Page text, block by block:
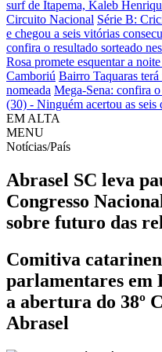
surf de Itapema, Kaleb
Circuito Nacional Série B:
e chegou a seis vitórias
confira o resultado sorteado
Rosa promete esquentar a
Camboriú Bairro Taquaras
nomeada Mega-Sena: confira
(30) - Ninguém acertou as seis
EM ALTA
MENU
Notícias/País
Abrasel SC leva
Congresso
sobre futuro das
Comitiva
parlamentares em
a abertura do 38º
Abrasel